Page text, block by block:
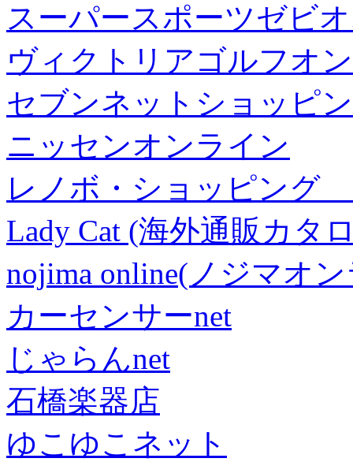
スーパースポーツゼビ
ヴィクトリアゴルフオ
セブンネットショッピ
ニッセンオンライン
レノボ・ショッピング
Lady Cat (海外通販カタ
nojima online(ノジマオ
カーセンサーnet
じゃらんnet
石橋楽器店
ゆこゆこネット